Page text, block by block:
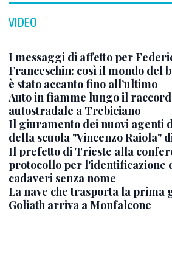
VIDEO
I messaggi di affetto per
Franceschin: così il mondo del
è stato accanto fino all’ultimo
Auto in fiamme lungo il
autostradale a Trebiciano
Il giuramento dei nuovi agenti
della scuola "Vincenzo Raiola"
Il prefetto di Trieste alla
protocollo per l'identificazione
cadaveri senza nome
La nave che trasporta la prima
Goliath arriva a Monfalcone